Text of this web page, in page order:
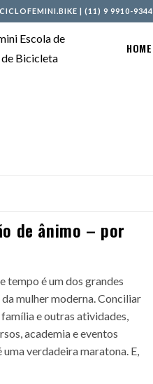
|(11) 9 9910-9344
HOME
de ânimo – por
tempo é um dos grandes
mulher moderna. Conciliar
e outras atividades,
academia e eventos
uma verdadeira maratona. E,